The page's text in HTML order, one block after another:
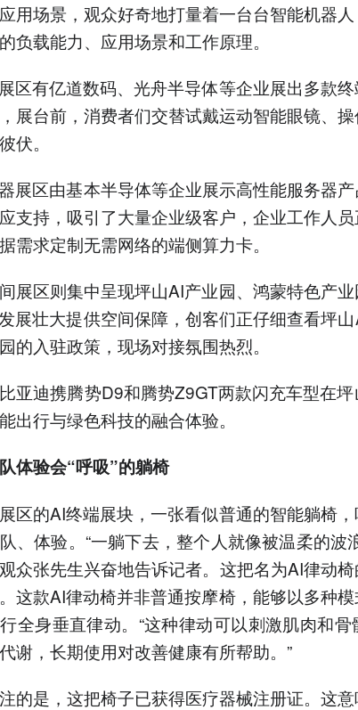
用场景，观众好奇地打量着一台台智能机器
负载能力、应用场景和工作原理。
区有亿道数码、光舟半导体等企业展出多款
展台前，消费者们交替试戴运动智能眼镜、
伏。
展区由基本半导体等企业展示高性能服务器
支持，吸引了大量企业级客户，企业工作人
需求定制无需网络的端侧算力卡。
展区则集中呈现坪山AI产业园、鸿蒙特色产
展壮大提供空间保障，创客们正仔细查看坪
的入驻政策，现场对接氛围热烈。
亚迪携腾势D9和腾势Z9GT两款闪充车型在坪
出行与绿色科技的融合体验。
体验会“呼吸”的躺椅
区的AI终端展块，一张看似普通的智能躺椅
、体验。“一躺下去，整个人就像被温柔的波
众张先生兴奋地告诉记者。这把名为AI律动
这款AI律动椅并非普通按摩椅，能够以多种
全身垂直律动。“这种律动可以刺激肌肉和
谢，长期使用对改善健康有所帮助。”
的是，这把椅子已获得医疗器械注册证。这